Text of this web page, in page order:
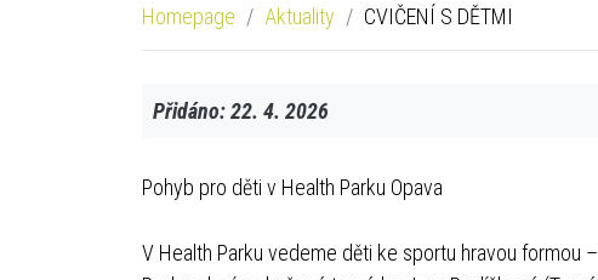
Homepage Aktuality CVIČENÍ S DĚTMI
Přidáno: 22. 4. 2026
Pohyb pro děti v Health Parku Opava
V Health Parku vedeme děti ke sportu hravou formou